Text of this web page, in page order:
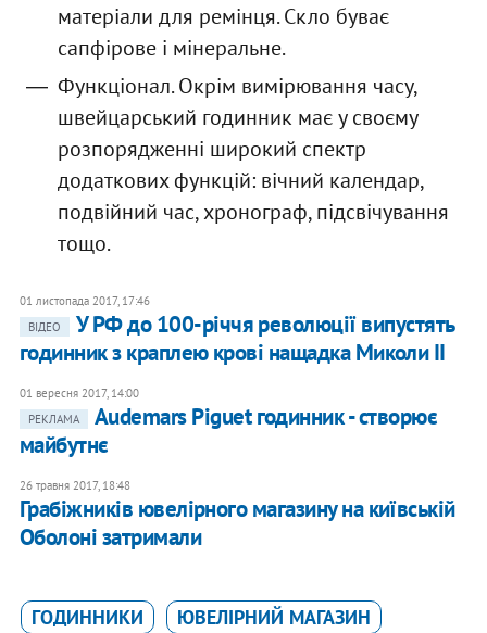
матеріали для ремінця. Скло буває
сапфірове і мінеральне.
Функціонал. Окрім вимірювання часу,
швейцарський годинник має у своєму
розпорядженні широкий спектр
додаткових функцій: вічний календар,
подвійний час, хронограф, підсвічування
тощо.
01 листопада 2017, 17:46
ВІДЕО
У РФ до 100-річчя революції випустять
годинник з краплею крові нащадка Миколи II
01 вересня 2017, 14:00
РЕКЛАМА
Audemars Piguet годинник - створює
майбутнє
26 травня 2017, 18:48
Грабіжників ювелірного магазину на київській
Оболоні затримали
ГОДИННИКИ ЮВЕЛІРНИЙ МАГАЗИН